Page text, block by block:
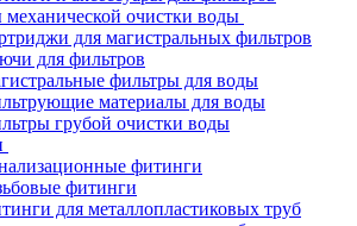
очистки воды
для магистральных фильтров
для фильтров
фильтры для воды
материалы для воды
грубой очистки воды
фитинги
фитинги
для металлопластиковых труб